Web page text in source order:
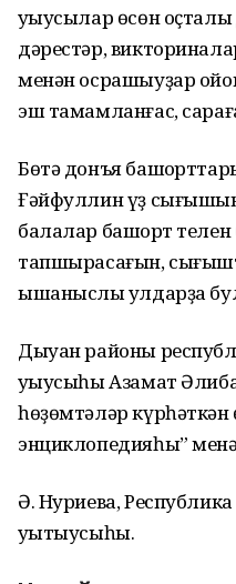
уҡыусылар өсөн
дәрестәр,
менән осрашыуҙар
эш тамамланғас,
Бөтә донъя
Ғәйфуллин үҙ
балалар башҡорт
тапшырасағын,
ышаныслы ҡулдарҙа
Дыуан районы
уҡыусыһы Азамат
һөҙөмтәләр күрһәткән
энциклопедияһы”
Ә. Нуриева,
уҡытыусыһы.